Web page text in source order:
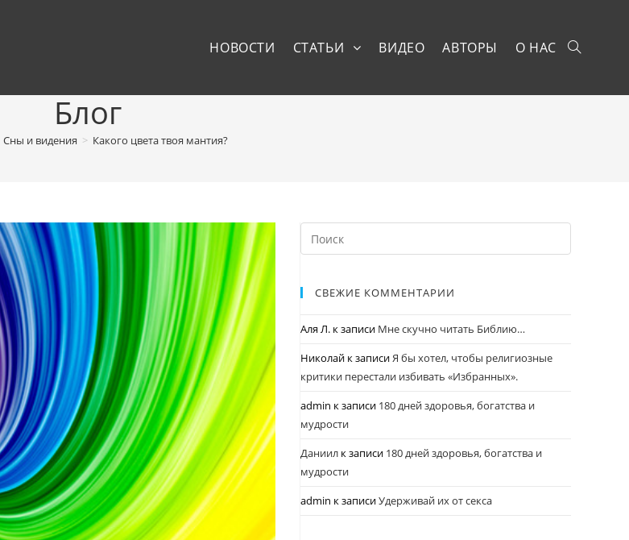
НОВОСТИ СТАТЬИ ВИДЕО АВТОРЫ О НАС
Блог
Сны и видения > Какого цвета твоя мантия?
СВЕЖИЕ КОММЕНТАРИИ
Аля Л. к записи Мне скучно читать Библию…
Николай к записиЯ бы хотел, чтобы религиозные
критики перестали избивать «Избранных».
admin к записи 180 дней здоровья, богатства и
мудрости
Даниил к записи 180 дней здоровья, богатства и
мудрости
admin к записиУдерживай их от секса